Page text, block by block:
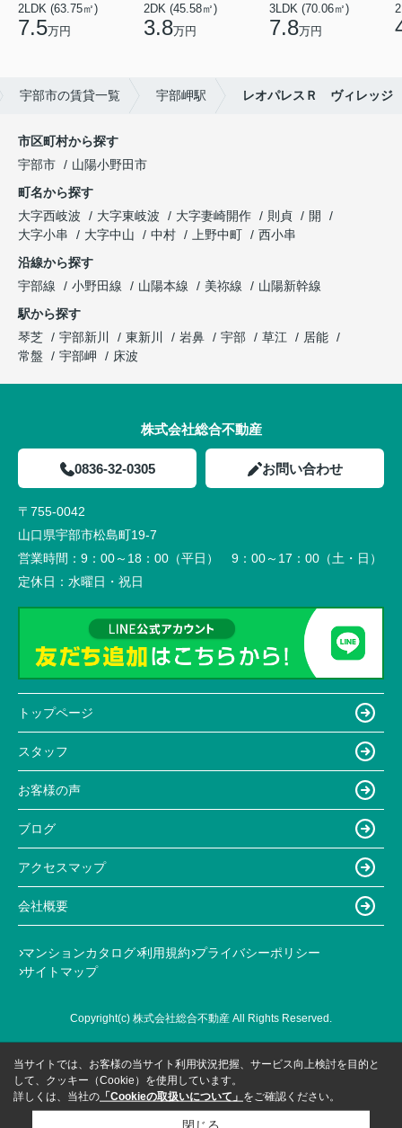
2LDK (63.75㎡)
7.5万円
2DK (45.58㎡)
3.8万円
3LDK (70.06㎡)
7.8万円
宇部市の賃貸一覧 宇部岬駅 レオパレスＲ ヴィレッジ
市区町村から探す
宇部市
山陽小野田市
町名から探す
大字西岐波
大字東岐波 大字妻崎開作 則貞
開
大字小串
大字中山 中村 上野中町
西小串
沿線から探す
宇部線
小野田線 山陽本線 美祢線
山陽新幹線
駅から探す
琴芝
宇部新川 東新川 岩鼻 宇部 草江
居能
常盤
宇部岬 床波
株式会社総合不動産
0836-32-0305 お問い合わせ
〒755-0042
山口県宇部市松島町19-7
営業時間： 9：00～18：00（平日） 9：00～17：00（土・日）
定休日： 水曜日・祝日
トップページ
スタッフ
お客様の声
ブログ
アクセスマップ
会社概要
マンションカタログ 利用規約 プライバシーポリシー
サイトマップ
Copyright(c) 株式会社総合不動産 All Rights Reserved.
当サイトでは、お客様の当サイト利用状況把握、サービス向上検討を目的と
して、クッキー（Cookie）を使用しています。
詳しくは、当社の 「Cookieの取扱いについて」 をご確認ください。
閉じる